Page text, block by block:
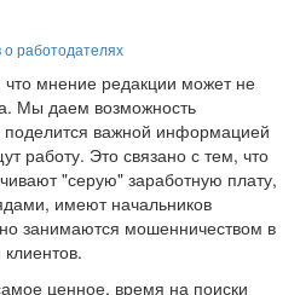
о работодателях
мнение редакции может не
Мы даем возможность
поделится важной информацией
работу. Это связано с тем, что
"серую" заработную плату,
имеют начальников
занимаются мошенничеством в
ценное, время на поиски